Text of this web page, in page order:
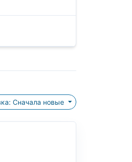
Сортировка: Сначала новые